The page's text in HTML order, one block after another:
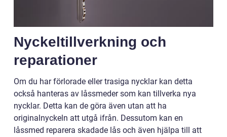
Nyckeltillverkning och
reparationer
Om du har förlorade eller trasiga nycklar kan detta
också hanteras av låssmeder som kan tillverka nya
nycklar. Detta kan de göra även utan att ha
originalnyckeln att utgå ifrån. Dessutom kan en
låssmed reparera skadade lås och även hjälpa till att